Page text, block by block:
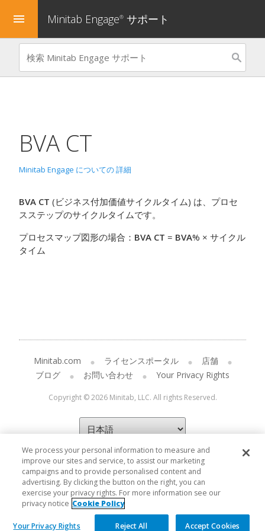
menu Minitab Engage® サポート
BVA CT
Minitab Engage についての 詳細
BVA CT (ビジネス付加価値サイクルタイム) は、プロセ
スステップのサイクルタイムです。
プロセスマップ図形の場合： BVA CT = BVA% × サイクル
タイム
Minitab.com ライセンスポータル
店舗
ブログ
お問い合わせ Your Privacy Rights
Copyright © 2026 Minitab, LLC. All rights Reserved.
We process your personal information to measure and
improve our sites and service, to assist our marketing
campaigns and to provide personalised content and
advertising. By clicking the button on the right, you can
exercise your privacy rights. For more information see our
privacy notice Cookie Policy
Your Privacy Rights Reject All Accept Cookies